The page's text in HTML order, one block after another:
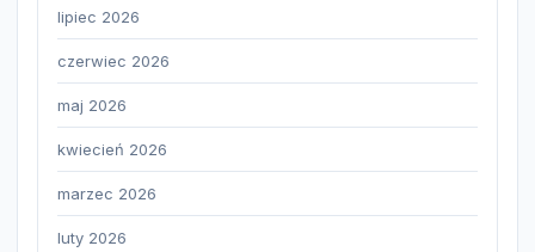
lipiec 2026
czerwiec 2026
maj 2026
kwiecień 2026
marzec 2026
luty 2026